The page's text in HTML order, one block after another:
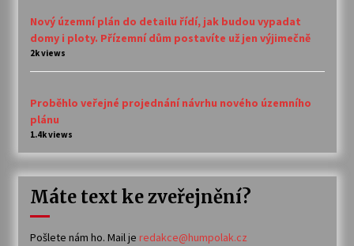
Nový územní plán do detailu řídí, jak budou vypadat
domy i ploty. Přízemní dům postavíte už jen výjimečně
2k views
Proběhlo veřejné projednání návrhu nového územního
plánu
1.4k views
Máte text ke zveřejnění?
Pošlete nám ho. Mail je redakce@humpolak.cz